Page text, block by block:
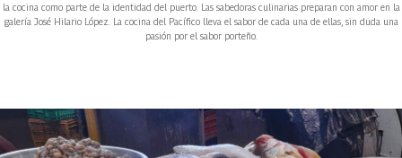
la cocina como parte de la identidad del puerto. Las sabedoras culinarias preparan con amor en la
galería José Hilario López. La cocina del Pacífico lleva el sabor de cada una de ellas, sin duda una
pasión por el sabor porteño.